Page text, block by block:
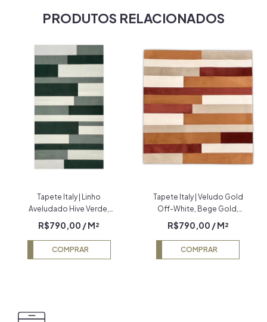
PRODUTOS RELACIONADOS
Tapete Italy | Linho
Aveludado Hive Verde,
Verde Escuro e Creme
R$790,00 / M²
COMPRAR
Tapete Italy | Veludo Gold
Off-White, Bege Gold,
Terracota e Cobre
R$790,00 / M²
COMPRAR